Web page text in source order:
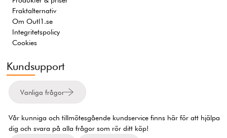
Fraktalternativ
Om Outl1.se
Integritetspolicy
Cookies
Kundsupport
Vanliga frågor
Vår kunniga och tillmötesgående kundservice finns här för att hjälpa
dig och svara på alla frågor som rör ditt köp!